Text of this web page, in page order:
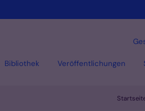
Bibliothek Veröffentlichungen